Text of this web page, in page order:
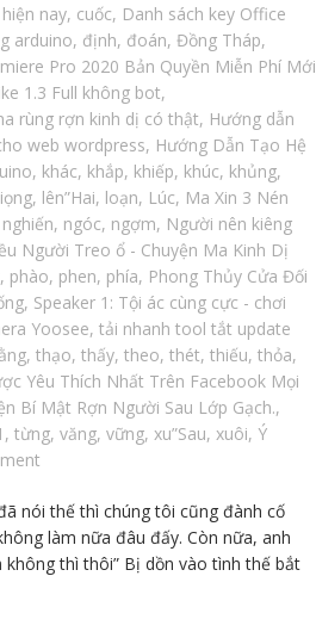
nay, cuốc, Danh sách key Office
arduino, định, đoán, Đồng Tháp,
Pro 2020 Bản Quyền Miễn Phí Mới
1.3 Full không bot,
rùng rợn kinh dị có thật, Hướng dẫn
web wordpress, Hướng Dẫn Tạo Hệ
, khác, khắp, khiếp, khúc, khủng,
, lên”Hai, loạn, Lúc, Ma Xin 3 Nén
nghiến, ngóc, ngợm, Người nên kiêng
Người Treo ổ - Chuyện Ma Kinh Dị
, phào, phen, phía, Phong Thủy Cửa Đối
, Speaker 1: Tội ác cùng cực - chơi
Yoosee, tải nhanh tool tắt update
, thạo, thấy, theo, thét, thiếu, thỏa,
Yêu Thích Nhất Trên Facebook Mọi
Bí Mật Rợn Người Sau Lớp Gạch.,
, từng, văng, vững, xu”Sau, xuôi, Ý
nói thế thì chúng tôi cũng đành cố
làm nữa đâu đấy. Còn nữa, anh
thì thôi” Bị dồn vào tình thế bắt